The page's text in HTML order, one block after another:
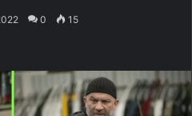
0 15